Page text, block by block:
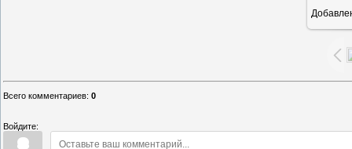
Всего комментариев: 0
Войдите: